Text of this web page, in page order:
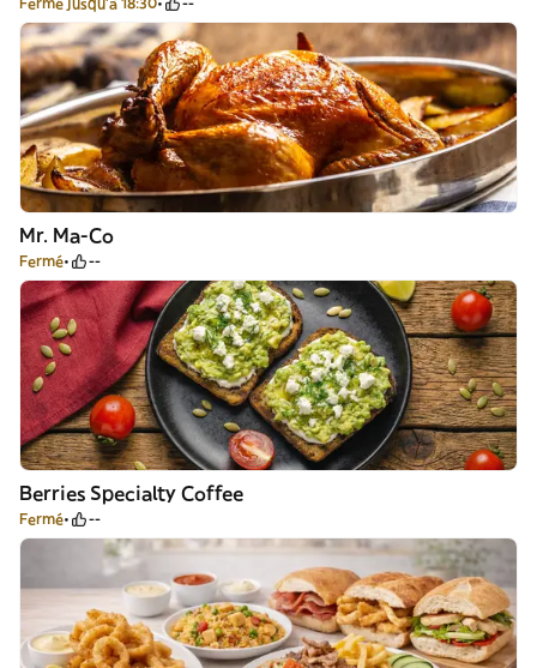
Mr. Ma-Co
Fermé --
Berries Specialty Coffee
Fermé --